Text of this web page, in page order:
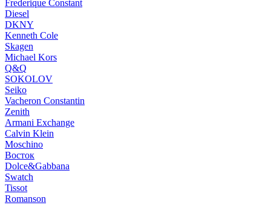
Frederique Constant
Diesel
DKNY
Kenneth Cole
Skagen
Michael Kors
Q&Q
SOKOLOV
Seiko
Vacheron Constantin
Zenith
Armani Exchange
Calvin Klein
Moschino
Восток
Dolce&Gabbana
Swatch
Tissot
Romanson